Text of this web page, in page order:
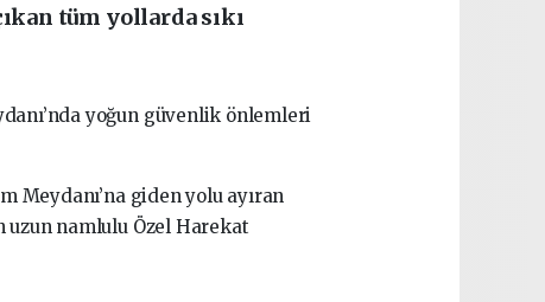
tüm yollarda sıkı
yoğun güvenlik önlemleri
Meydanı’na giden yolu ayıran
namlulu Özel Harekat